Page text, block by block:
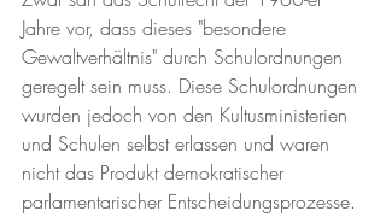
Jahre vor, dass dieses "besondere
Gewaltverhältnis" durch Schulordnungen
geregelt sein muss. Diese Schulordnungen
wurden jedoch von den Kultusministerien
und Schulen selbst erlassen und waren
nicht das Produkt demokratischer
parlamentarischer Entscheidungsprozesse.